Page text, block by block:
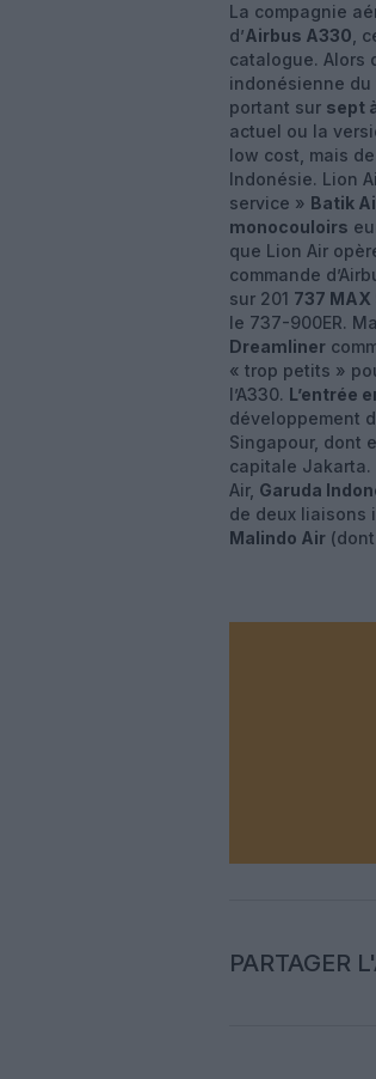
La compagnie
d’Airbus A330 ,
catalogue. Alors
indonésienne du
portant sur sept
actuel ou la
low cost, mais
Indonésie. Lion
service » Batik
monocouloirs
que Lion Air
commande
sur 201 737 MAX
le 737-900ER.
Dreamliner
« trop petits »
l’A330. L’entrée
développement
Singapour, dont
capitale Jakarta.
Air, Garuda
de deux liaisons
Malindo Air
PARTAGER